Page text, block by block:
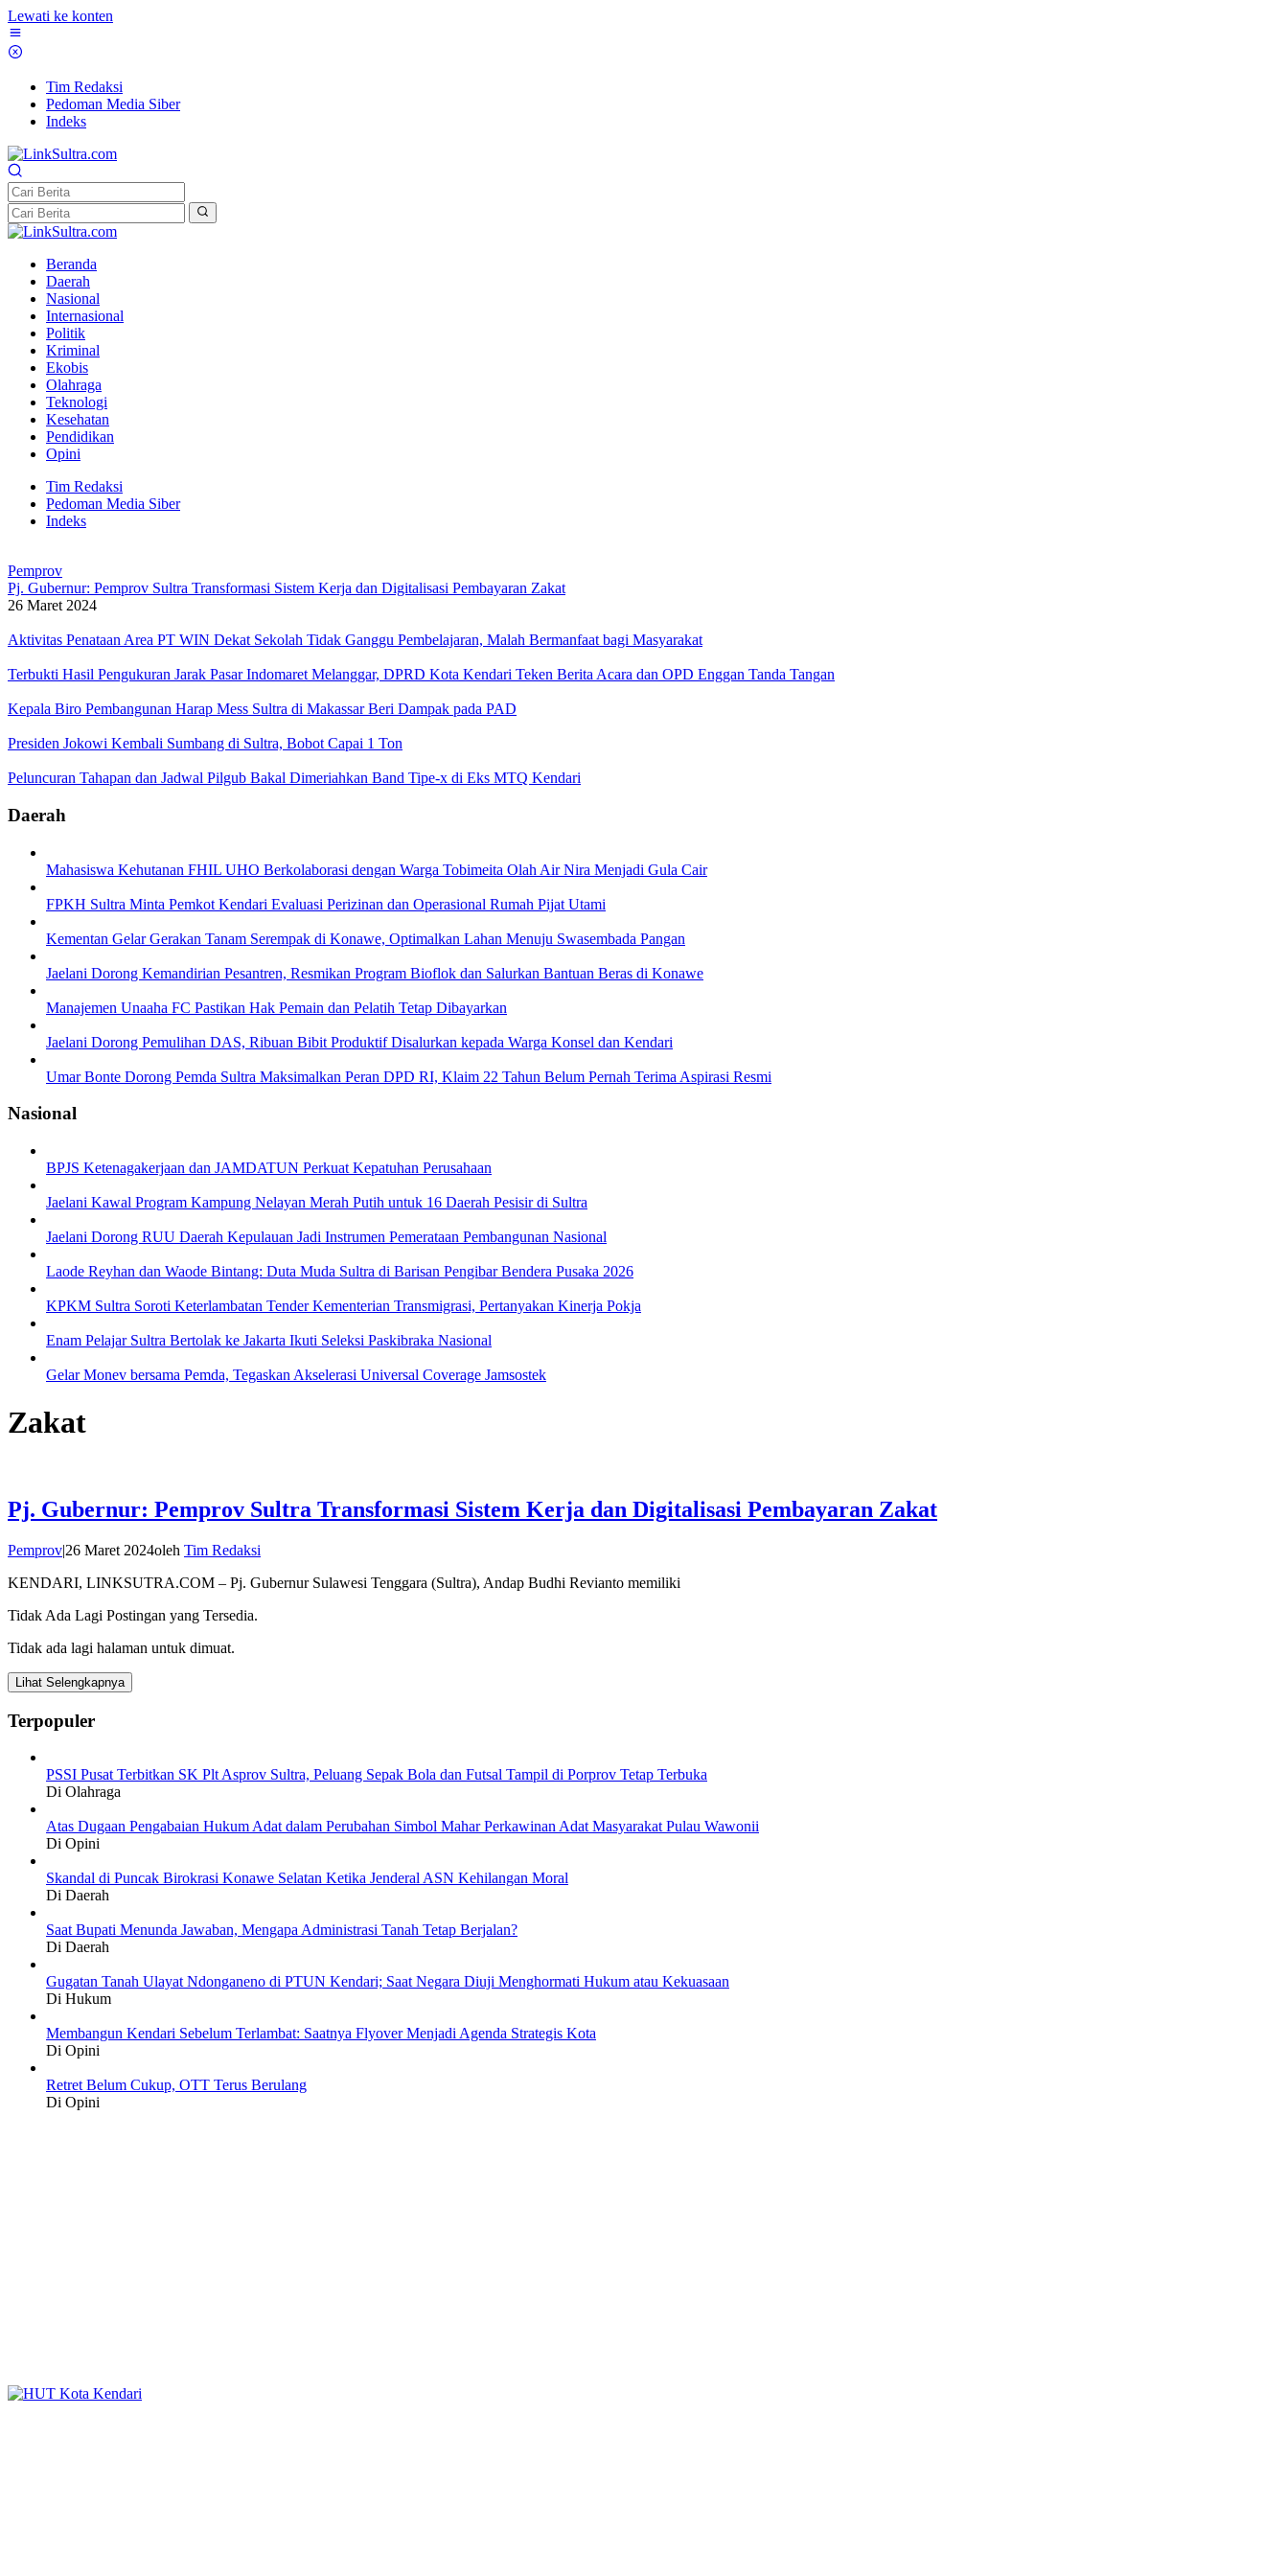
Lewati ke konten
Tim Redaksi
Pedoman Media Siber
Indeks
Beranda
Daerah
Nasional
Internasional
Politik
Kriminal
Ekobis
Olahraga
Teknologi
Kesehatan
Pendidikan
Opini
Tim Redaksi
Pedoman Media Siber
Indeks
Pemprov
Pj. Gubernur: Pemprov Sultra Transformasi Sistem Kerja dan Digitalisasi Pembayaran Zakat
26 Maret 2024
Aktivitas Penataan Area PT WIN Dekat Sekolah Tidak Ganggu Pembelajaran, Malah Bermanfaat bagi Masyarakat
Terbukti Hasil Pengukuran Jarak Pasar Indomaret Melanggar, DPRD Kota Kendari Teken Berita Acara dan OPD Enggan Tanda Tangan
Kepala Biro Pembangunan Harap Mess Sultra di Makassar Beri Dampak pada PAD
Presiden Jokowi Kembali Sumbang di Sultra, Bobot Capai 1 Ton
Peluncuran Tahapan dan Jadwal Pilgub Bakal Dimeriahkan Band Tipe-x di Eks MTQ Kendari
Daerah
Mahasiswa Kehutanan FHIL UHO Berkolaborasi dengan Warga Tobimeita Olah Air Nira Menjadi Gula Cair
FPKH Sultra Minta Pemkot Kendari Evaluasi Perizinan dan Operasional Rumah Pijat Utami
Kementan Gelar Gerakan Tanam Serempak di Konawe, Optimalkan Lahan Menuju Swasembada Pangan
Jaelani Dorong Kemandirian Pesantren, Resmikan Program Bioflok dan Salurkan Bantuan Beras di Konawe
Manajemen Unaaha FC Pastikan Hak Pemain dan Pelatih Tetap Dibayarkan
Jaelani Dorong Pemulihan DAS, Ribuan Bibit Produktif Disalurkan kepada Warga Konsel dan Kendari
Umar Bonte Dorong Pemda Sultra Maksimalkan Peran DPD RI, Klaim 22 Tahun Belum Pernah Terima Aspirasi Resmi
Nasional
BPJS Ketenagakerjaan dan JAMDATUN Perkuat Kepatuhan Perusahaan
Jaelani Kawal Program Kampung Nelayan Merah Putih untuk 16 Daerah Pesisir di Sultra
Jaelani Dorong RUU Daerah Kepulauan Jadi Instrumen Pemerataan Pembangunan Nasional
Laode Reyhan dan Waode Bintang: Duta Muda Sultra di Barisan Pengibar Bendera Pusaka 2026
KPKM Sultra Soroti Keterlambatan Tender Kementerian Transmigrasi, Pertanyakan Kinerja Pokja
Enam Pelajar Sultra Bertolak ke Jakarta Ikuti Seleksi Paskibraka Nasional
Gelar Monev bersama Pemda, Tegaskan Akselerasi Universal Coverage Jamsostek
Zakat
Pj. Gubernur: Pemprov Sultra Transformasi Sistem Kerja dan Digitalisasi Pembayaran Zakat
Pemprov|26 Maret 2024oleh Tim Redaksi
KENDARI, LINKSUTRA.COM – Pj. Gubernur Sulawesi Tenggara (Sultra), Andap Budhi Revianto memiliki
Tidak Ada Lagi Postingan yang Tersedia.
Tidak ada lagi halaman untuk dimuat.
Lihat Selengkapnya
Terpopuler
PSSI Pusat Terbitkan SK Plt Asprov Sultra, Peluang Sepak Bola dan Futsal Tampil di Porprov Tetap Terbuka
Di Olahraga
Atas Dugaan Pengabaian Hukum Adat dalam Perubahan Simbol Mahar Perkawinan Adat Masyarakat Pulau Wawonii
Di Opini
Skandal di Puncak Birokrasi Konawe Selatan Ketika Jenderal ASN Kehilangan Moral
Di Daerah
Saat Bupati Menunda Jawaban, Mengapa Administrasi Tanah Tetap Berjalan?
Di Daerah
Gugatan Tanah Ulayat Ndonganeno di PTUN Kendari; Saat Negara Diuji Menghormati Hukum atau Kekuasaan
Di Hukum
Membangun Kendari Sebelum Terlambat: Saatnya Flyover Menjadi Agenda Strategis Kota
Di Opini
Retret Belum Cukup, OTT Terus Berulang
Di Opini